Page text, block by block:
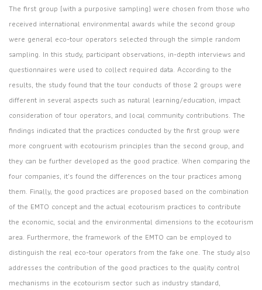
The first group (with a purposive sampling) were chosen from those who
received international environmental awards while the second group
were general eco-tour operators selected through the simple random
sampling. In this study, participant observations, in-depth interviews and
questionnaires were used to collect required data. According to the
results, the study found that the tour conducts of those 2 groups were
different in several aspects such as natural learning/education, impact
consideration of tour operators, and local community contributions. The
findings indicated that the practices conducted by the first group were
more congruent with ecotourism principles than the second group, and
they can be further developed as the good practice. When comparing the
four companies, it’s found the differences on the tour practices among
them. Finally, the good practices are proposed based on the combination
of the EMTO concept and the actual ecotourism practices to contribute
the economic, social and the environmental dimensions to the ecotourism
area. Furthermore, the framework of the EMTO can be employed to
distinguish the real eco-tour operators from the fake one. The study also
addresses the contribution of the good practices to the quality control
mechanisms in the ecotourism sector such as industry standard,